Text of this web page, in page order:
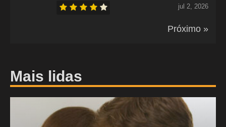
jul 2, 2026
Próximo »
Mais lidas